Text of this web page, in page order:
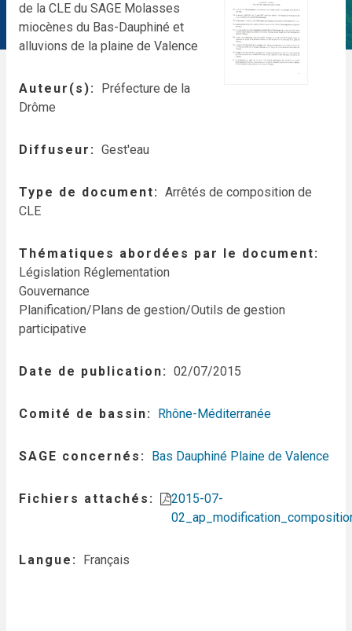
de la CLE du SAGE Molasses
miocènes du Bas-Dauphiné et
alluvions de la plaine de Valence
Auteur(s)
Préfecture de la
Drôme
Diffuseur Gest'eau
Type de document
Arrêtés de composition de
CLE
Thématiques abordées par le document
Législation Réglementation
Gouvernance
Planification/Plans de gestion/Outils de gestion
participative
Date de publication 02/07/2015
Comité de bassin Rhône-Méditerranée
SAGE concernés Bas Dauphiné Plaine de Valence
Fichiers attachés
2015-07-
Langue Français